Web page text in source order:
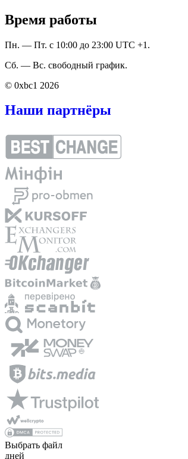
Время работы
Пн. — Пт. с 10:00 до 23:00 UTC +1.
Сб. — Вс. свободный график.
© 0xbc1 2026
Наши партнёры
Выбрать файл
дней